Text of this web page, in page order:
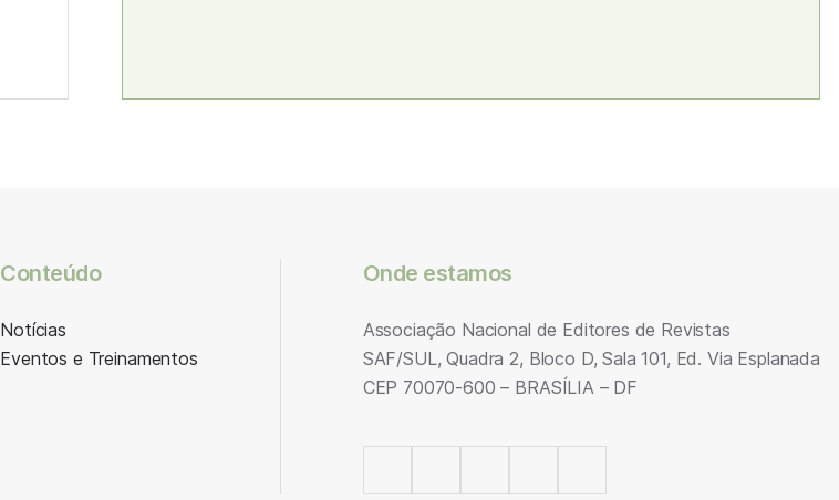
Conteúdo
Notícias
Eventos e Treinamentos
Onde estamos
Associação Nacional de Editores de Revistas
SAF/SUL, Quadra 2, Bloco D, Sala 101, Ed. Via Esplanada
CEP 70070-600 – BRASÍLIA – DF